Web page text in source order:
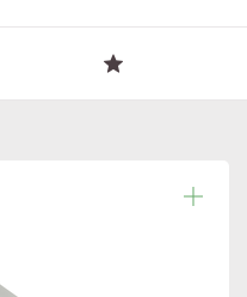
Plast fejebakke med